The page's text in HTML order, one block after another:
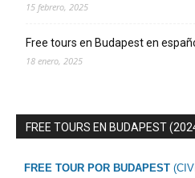
15 febrero, 2025
Free tours en Budapest en
18 enero, 2025
FREE TOURS EN BUDAPEST
FREE TOUR POR BUDAPEST